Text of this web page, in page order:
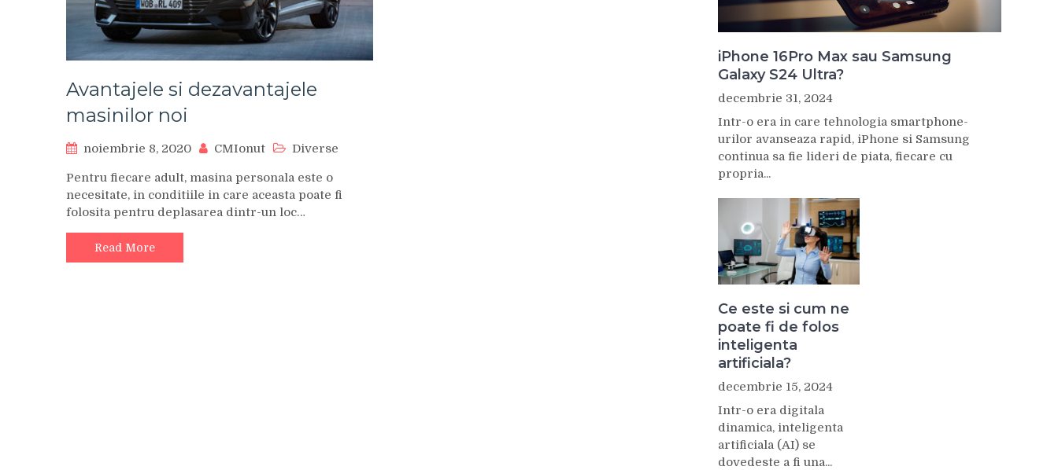
Avantajele si dezavantajele
masinilor noi
noiembrie 8, 2020 CMIonut Diverse
Pentru fiecare adult, masina personala este o
necesitate, in conditiile in care aceasta poate fi
folosita pentru deplasarea dintr-un loc…
Read More
iPhone 16Pro Max sau Samsung
Galaxy S24 Ultra?
decembrie 31, 2024
Intr-o era in care tehnologia smartphone-
urilor avanseaza rapid, iPhone si Samsung
continua sa fie lideri de piata, fiecare cu
propria...
Ce este si cum ne
poate fi de folos
inteligenta
artificiala?
decembrie 15, 2024
Intr-o era digitala
dinamica, inteligenta
artificiala (AI) se
dovedeste a fi una...